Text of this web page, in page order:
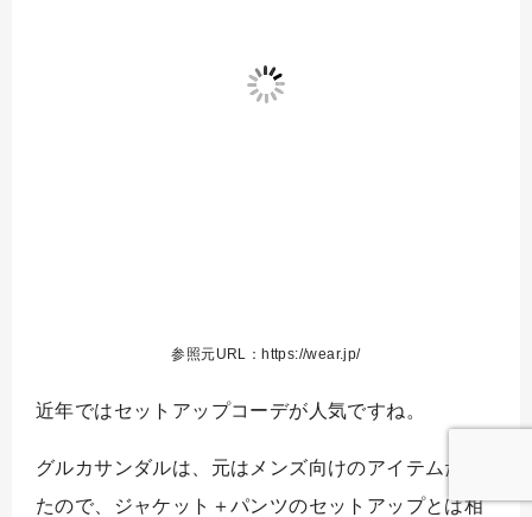
参照元URL：https://wear.jp/
近年ではセットアップコーデが人気ですね。
グルカサンダルは、元はメンズ向けのアイテムだっ
たので、ジャケット＋パンツのセットアップとは相